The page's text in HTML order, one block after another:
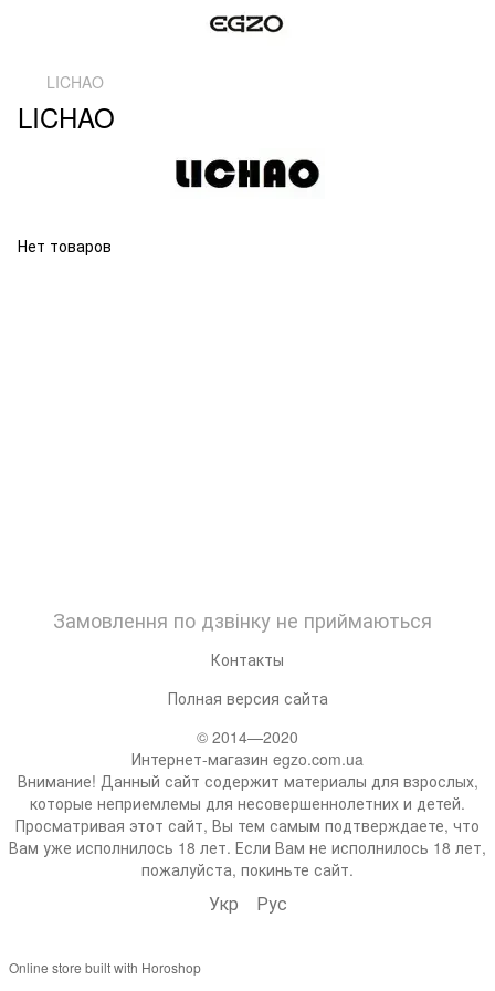
LICHAO
LICHAO
Нет товаров
Замовлення по дзвінку не приймаються
Контакты
Полная версия сайта
© 2014—2020
Интернет-магазин egzo.com.ua
Внимание! Данный сайт содержит материалы для взрослых,
которые неприемлемы для несовершеннолетних и детей.
Просматривая этот сайт, Вы тем самым подтверждаете, что
Вам уже исполнилось 18 лет. Если Вам не исполнилось 18 лет,
пожалуйста, покиньте сайт.
Укр Рус
Online store built with Horoshop